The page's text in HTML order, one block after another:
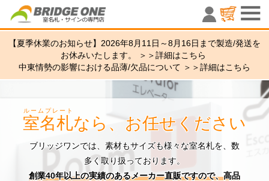
室名札・
【夏季休業のお知らせ】2026年8月11日～8月16日まで製造/発送を
お休みいたします。 ＞＞詳細はこちら
中東情勢の影響における品薄/欠品について ＞＞詳細はこちら
室名札
ルームプレート
なら、お任せください
ブリッジワンでは、素材もサイズも様々な室名札を、数
多く取り扱っております。
創業40年以上の実績のあるメーカー直販ですので、高品